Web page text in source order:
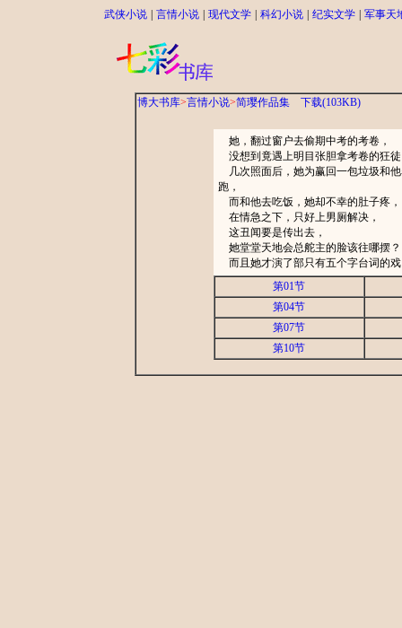
武侠小说 言情小说 现代文学 科幻小说 纪实文学 军事天
博大书库>言情小说>简璎作品集 下载(103KB)
她，翻过窗户去偷期中考的考卷，
没想到竟遇上明目张胆拿考卷的狂
几次照面后，她为赢回一包垃圾和
跑，
而和他去吃饭，她却不幸的肚子疼，
在情急之下，只好上男厕解决，
这丑闻要是传出去，
她堂堂天地会总舵主的脸该往哪摆？
而且她才演了部只有五个字台词的
第01节
第04节
第07节
第10节